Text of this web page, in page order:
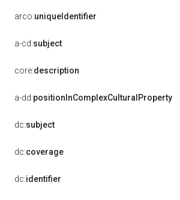
arco:uniqueIdentifier
a-cd:subject
core:description
a-dd:positionInComplexCulturalProperty
dc:subject
dc:coverage
dc:identifier